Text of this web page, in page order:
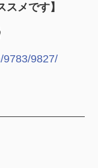
スメです】
9783/9827/